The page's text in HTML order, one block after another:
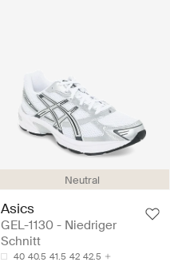
Neutral
Asics
GEL-1130 - Niedriger
Schnitt
40 40.5 41.5 42 42.5